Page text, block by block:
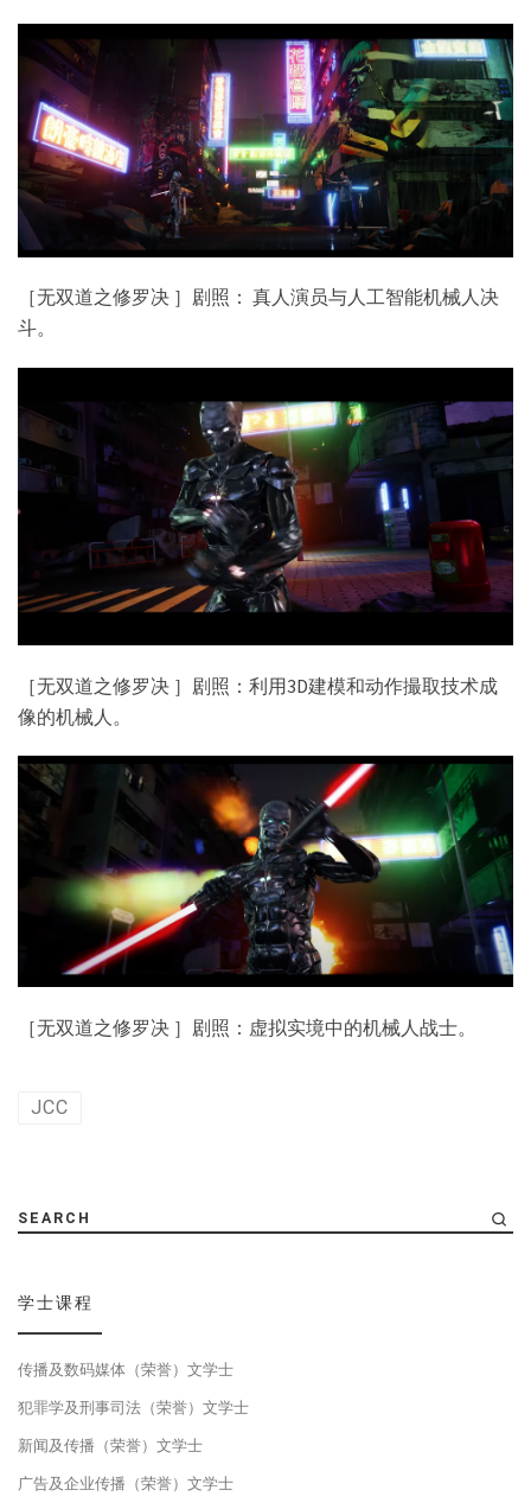
［无双道之修罗决 ］剧照： 真人演员与人工智能机械人决
斗。
［无双道之修罗决 ］剧照：利用3D建模和动作撮取技术成
像的机械人。
［无双道之修罗决 ］剧照：虚拟实境中的机械人战士。
JCC
SEARCH
学士课程
传播及数码媒体（荣誉）文学士
犯罪学及刑事司法（荣誉）文学士
新闻及传播（荣誉）文学士
广告及企业传播（荣誉）文学士